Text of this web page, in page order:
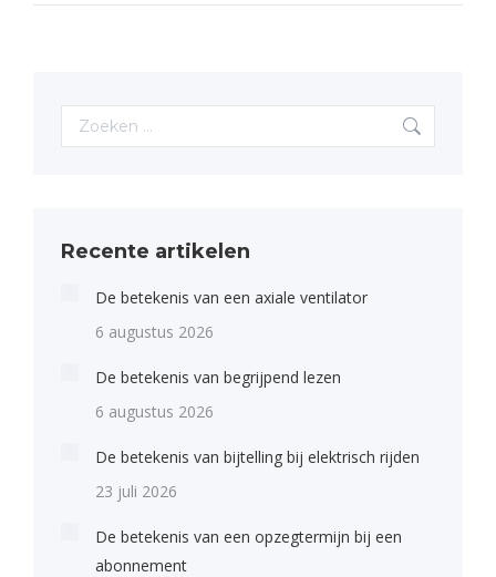
Search:
Recente artikelen
De betekenis van een axiale ventilator
6 augustus 2026
De betekenis van begrijpend lezen
6 augustus 2026
De betekenis van bijtelling bij elektrisch rijden
23 juli 2026
De betekenis van een opzegtermijn bij een
abonnement